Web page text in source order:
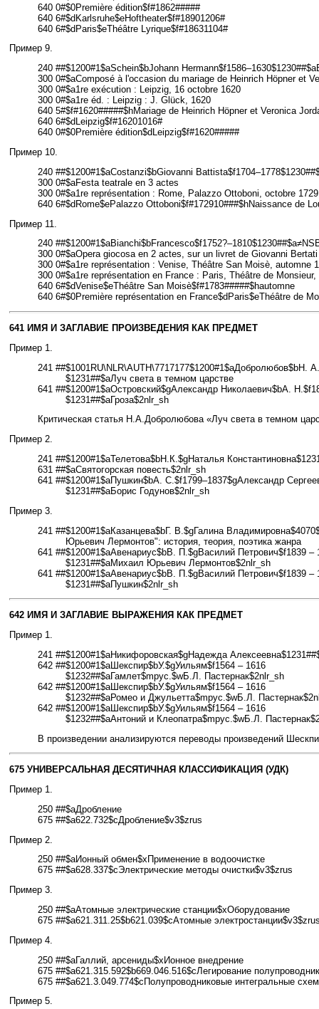
640 0#$0Première édition$f#1862#####
640 6#$dKarlsruhe$eHoftheater$f#18901206#
640 6#$dParis$eThéâtre Lyrique$f#18631104#
Пример 9.
240 ##$1200#1$aSchein$bJohann
300 0#$aComposé à l'occasion du mariage de Heinrich Höpner et
300 0#$a1re exécution : Leipzig, 16 octobre 1620
300 0#$a1re éd. : Leipzig : J. Glück, 1620
640 5#$f#1620#####$hMariage de Heinrich Höpner et Veronica
640 6#$dLeipzig$f#16201016#
640 0#$0Première édition$dLeipzig$f#1620#####
Пример 10.
240 ##$1200#1$aCostanzi$bGiovanni
300 0#$aFesta teatrale en 3 actes
300 0#$a1re représentation : Rome, Palazzo Ottoboni, octobre
640 6#$dRome$ePalazzo Ottoboni$f#172910###$hNaissance de
Пример 11.
240
300 0#$aOpera giocosa en 2 actes, sur un livret de Giovanni Bertati
300 0#$a1re représentation : Venise, Théâtre San Moisè, automne
300 0#$a1re représentation en France : Paris, Théâtre de Monsieur,
640 6#$dVenise$eThéâtre San Moisè$f#1783#####$hautomne
640 6#$0Première représentation en France$dParis$eThéâtre de
641 ИМЯ И ЗАГЛАВИЕ ПРОИЗВЕДЕНИЯ КАК ПРЕДМЕТ
Пример 1.
241 ##$1001RU\NLR\AUTH\7717177$1200#1$aДобролюбов$bН.
$1231##$aЛуч света в темном царстве
641 ##$1200#1$aОстровский$gАлександр Николаевич$bА.
$1231##$aГроза$2nlr_sh
Критическая статья Н.А.Добролюбова «Луч света в темном
Пример 2.
241 ##$1200#1$aТелетова$bН.К.$gНаталья
631 ##$aСвятогорская повесть$2nlr_sh
641 ##$1200#1$aПушкин$bА. С.$f1799–1837$gАлександр
$1231##$aБорис Годунов$2nlr_sh
Пример 3.
241 ##$1200#1$aКазанцева$bГ. В.$gГалина
Юрьевич Лермонтов": история, теория, поэтика жанра
641 ##$1200#1$aАвенариус$bВ. П.$gВасилий Петрович$f1839 –
$1231##$aМихаил Юрьевич Лермонтов$2nlr_sh
641 ##$1200#1$aАвенариус$bВ. П.$gВасилий Петрович$f1839 –
$1231##$aПушкин$2nlr_sh
642 ИМЯ И ЗАГЛАВИЕ ВЫРАЖЕНИЯ КАК ПРЕДМЕТ
Пример 1.
241 ##$1200#1$aНикифоровская$gНадежда
642 ##$1200#1$aШекспир$bУ.$gУильям$f1564 – 1616
$1232##$aГамлет$mрус.$wБ.Л. Пастернак$2nlr_sh
642 ##$1200#1$aШекспир$bУ.$gУильям$f1564 – 1616
$1232##$aРомео и Джульетта$mрус.$wБ.Л.
642 ##$1200#1$aШекспир$bУ.$gУильям$f1564 – 1616
$1232##$aАнтоний и Клеопатра$mрус.$wБ.Л.
В произведении анализируются переводы произведений
675 УНИВЕРСАЛЬНАЯ ДЕСЯТИЧНАЯ КЛАССИФИКАЦИЯ (УДК)
Пример 1.
250 ##$aДробление
675 ##$a622.732$cДробление$v3$zrus
Пример 2.
250 ##$aИонный обмен$xПрименение в водоочистке
675 ##$a628.337$cЭлектрические методы очистки$v3$zrus
Пример 3.
250 ##$aАтомные электрические станции$xОборудование
675 ##$a621.311.25$b621.039$cАтомные
Пример 4.
250 ##$aГаллий, арсениды$xИонное внедрение
675 ##$a621.315.592$b669.046.516$cЛегирование
675 ##$a621.3.049.774$cПолупроводниковые интегральные
Пример 5.